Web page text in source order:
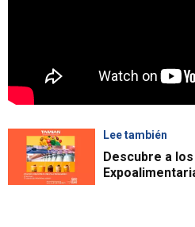
Lee también
Descubre a